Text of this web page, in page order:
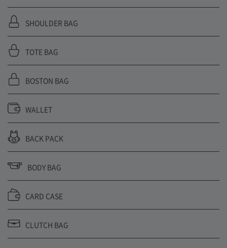
SHOULDER BAG
TOTE BAG
BOSTON BAG
WALLET
BACK PACK
BODY BAG
CARD CASE
CLUTCH BAG